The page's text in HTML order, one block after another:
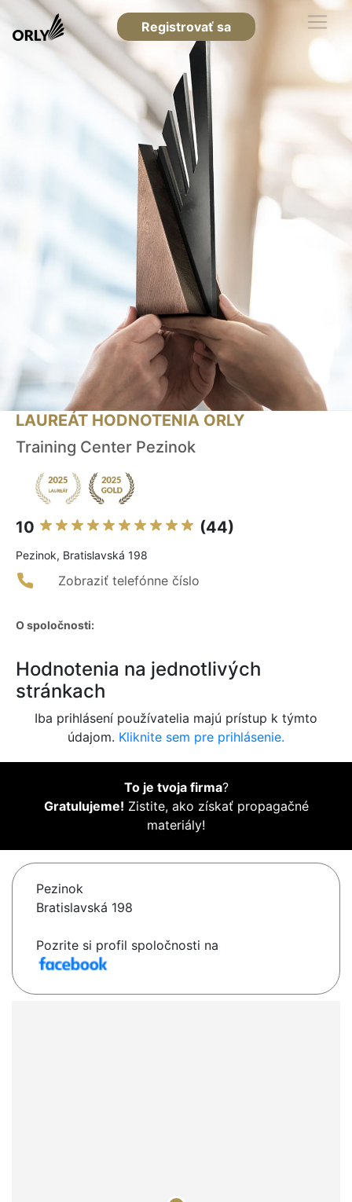
Registrovať sa
LAUREÁT HODNOTENIA ORLY
Training Center Pezinok
10 (44)
Pezinok, Bratislavská 198
Zobraziť telefónne číslo
O spoločnosti:
Hodnotenia na jednotlivých
stránkach
Iba prihlásení používatelia majú prístup k týmto
údajom. Kliknite sem pre prihlásenie.
To je tvoja firma?
Gratulujeme! Zistite, ako získať propagačné
materiály!
Pezinok
Bratislavská 198
Pozrite si profil spoločnosti na